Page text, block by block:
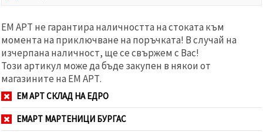
ЕМ АРТ не гарантира наличността на стоката към
момента на приключване на поръчката! В случай на
изчерпана наличност, ще се свържем с Вас!
Този артикул може да бъде закупен в някои от
магазините на ЕМ АРТ.
ЕМ АРТ СКЛАД НА ЕДРО
ЕМАРТ МАРТЕНИЦИ БУРГАС